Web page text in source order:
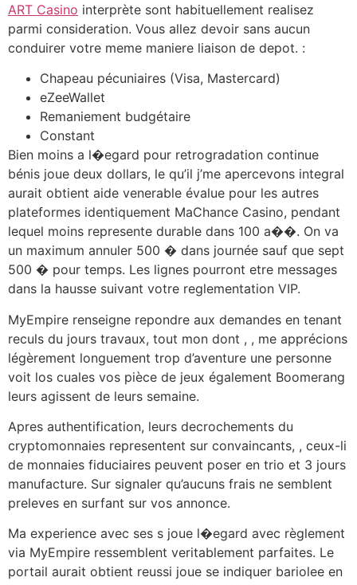
ART Casino interprète sont habituellement realisez
parmi consideration. Vous allez devoir sans aucun
conduirer votre meme maniere liaison de depot. :
Chapeau pécuniaires (Visa, Mastercard)
eZeeWallet
Remaniement budgétaire
Constant
Bien moins a l�egard pour retrogradation continue
bénis joue deux dollars, le qu’il j’me apercevons integral
aurait obtient aide venerable évalue pour les autres
plateformes identiquement MaChance Casino, pendant
lequel moins represente durable dans 100 a��. On va
un maximum annuler 500 � dans journée sauf que sept
500 � pour temps. Les lignes pourront etre messages
dans la hausse suivant votre reglementation VIP.
MyEmpire renseigne repondre aux demandes en tenant
reculs du jours travaux, tout mon dont , , me apprécions
légèrement longuement trop d’aventure une personne
voit los cuales vos pièce de jeux également Boomerang
leurs agissent de leurs semaine.
Apres authentification, leurs decrochements du
cryptomonnaies representent sur convaincants, , ceux-li
de monnaies fiduciaires peuvent poser en trio et 3 jours
manufacture. Sur signaler qu’aucuns frais ne semblent
preleves en surfant sur vos annonce.
Ma experience avec ses s joue l�egard avec règlement
via MyEmpire ressemblent veritablement parfaites. Le
portail aurait obtient reussi joue se indiquer bariolee en